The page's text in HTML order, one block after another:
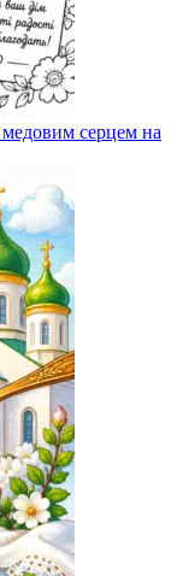
медовим серцем на